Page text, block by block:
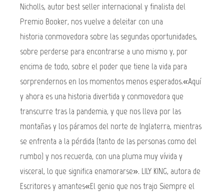
Nicholls, autor best seller internacional y finalista del
Premio Booker, nos vuelve a deleitar con una
historia conmovedora sobre las segundas oportunidades,
sobre perderse para encontrarse a uno mismo y, por
encima de todo, sobre el poder que tiene la vida para
sorprendernos en los momentos menos esperados.«Aquí
y ahora es una historia divertida y conmovedora que
transcurre tras la pandemia, y que nos lleva por las
montañas y los páramos del norte de Inglaterra, mientras
se enfrenta a la pérdida (tanto de las personas como del
rumbo) y nos recuerda, con una pluma muy vívida y
visceral, lo que significa enamorarse». LILY KING, autora de
Escritores y amantes«El genio que nos trajo Siempre el